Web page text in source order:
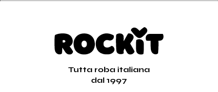
Tutta roba italiana
dal 1997